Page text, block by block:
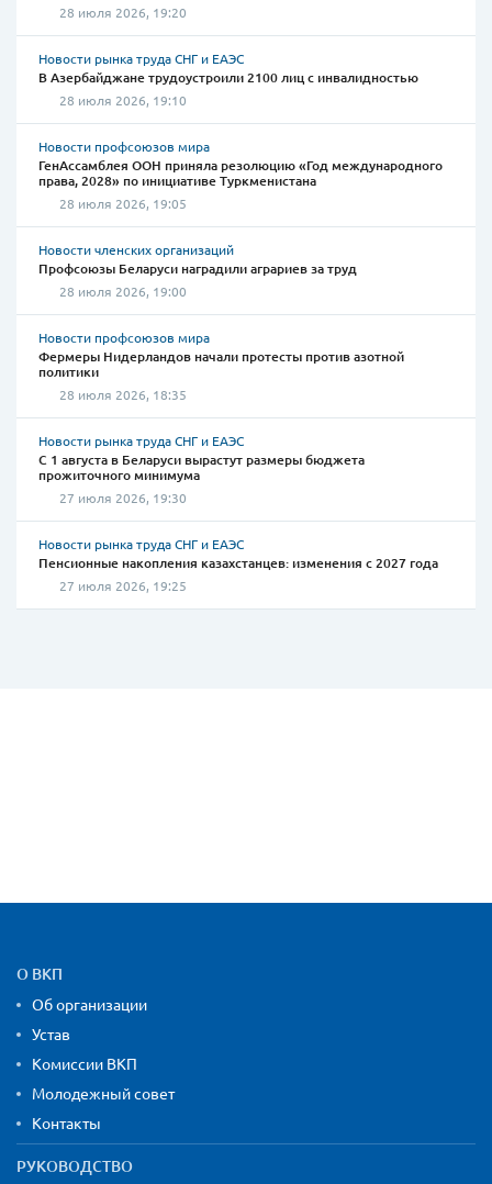
28 июля 2026, 19:20
Новости рынка труда СНГ и ЕАЭС
В Азербайджане трудоустроили 2100 лиц с инвалидностью
28 июля 2026, 19:10
Новости профсоюзов мира
ГенАссамблея ООН приняла резолюцию «Год международного
права, 2028» по инициативе Туркменистана
28 июля 2026, 19:05
Новости членских организаций
Профсоюзы Беларуси наградили аграриев за труд
28 июля 2026, 19:00
Новости профсоюзов мира
Фермеры Нидерландов начали протесты против азотной
политики
28 июля 2026, 18:35
Новости рынка труда СНГ и ЕАЭС
С 1 августа в Беларуси вырастут размеры бюджета
прожиточного минимума
27 июля 2026, 19:30
Новости рынка труда СНГ и ЕАЭС
Пенсионные накопления казахстанцев: изменения с 2027 года
27 июля 2026, 19:25
Карта сайта и контактная
О ВКП
Об организации
Устав
Комиссии ВКП
Молодежный совет
Контакты
РУКОВОДСТВО